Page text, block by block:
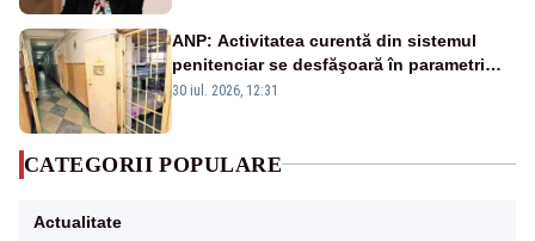
ANP: Activitatea curentă din sistemul
penitenciar se desfăşoară în parametri
normali
30 iul. 2026, 12:31
CATEGORII POPULARE
Actualitate